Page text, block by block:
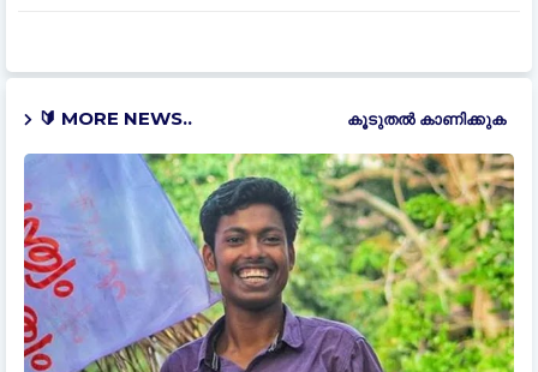
🔰 MORE NEWS.. കൂടുതൽ‍ കാണിക്കുക